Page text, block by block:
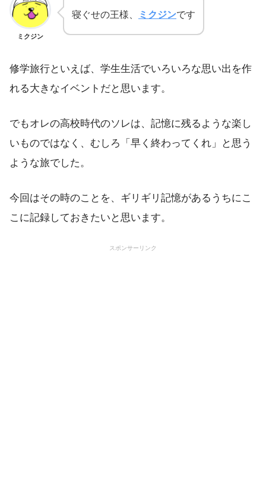
ミクジン
寝ぐせの王様、 ミクジンです
修学旅行といえば、学生生活でいろいろな思い出を作
れる大きなイベントだと思います。
でもオレの高校時代のソレは、記憶に残るような楽し
いものではなく、むしろ「早く終わってくれ」と思う
ような旅でした。
今回はその時のことを、ギリギリ記憶があるうちにこ
こに記録しておきたいと思います。
スポンサーリンク